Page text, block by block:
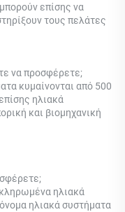
επίσης να
τους πελάτες
να προσφέρετε;
κυμαίνονται από 500
ηλιακά
και βιομηχανική
ηλιακά
ηλιακά συστήματα